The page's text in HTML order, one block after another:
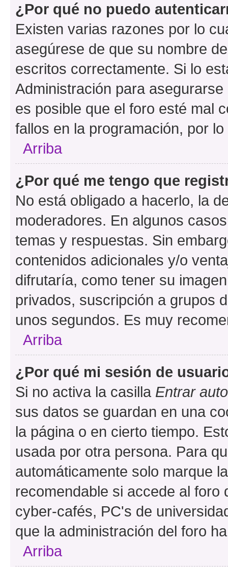
¿Por qué no puedo
Existen varias razones por lo
asegúrese de que su nombre
escritos correctamente. Si lo
Administración para
es posible que el foro esté mal
fallos en la programación, por
Arriba
¿Por qué me tengo que
No está obligado a hacerlo, la
moderadores. En algunos
temas y respuestas. Sin
contenidos adicionales y/o
difrutaría, como tener su
privados, suscripción a grupos
unos segundos. Es muy
Arriba
¿Por qué mi sesión de
Si no activa la casilla Entrar
sus datos se guardan en una
la página o en cierto tiempo.
usada por otra persona. Para
automáticamente solo marque
recomendable si accede al foro
cyber-cafés, PC's de
que la administración del foro
Arriba